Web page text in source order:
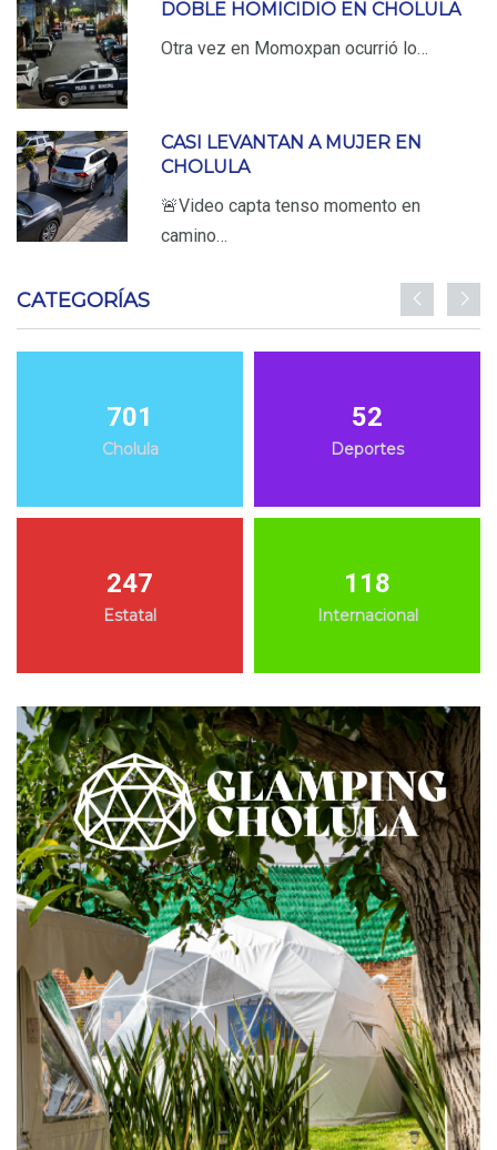
DOBLE HOMICIDIO EN CHOLULA
Otra vez en Momoxpan ocurrió lo…
CASI LEVANTAN A MUJER EN
CHOLULA
🚨Video capta tenso momento en
camino…
CATEGORÍAS
701
Cholula
52
Deportes
247
Estatal
118
Internacional